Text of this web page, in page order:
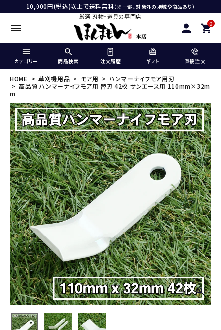
10,000円(税込)以上で送料無料（※一部、対象外の地域や商品あり）
厳選 刃物・道具の専門店
0
カテゴリー 商品検索 注文履歴 ギフト 直接注文
HOME 草刈機用品 モア用
ハンマーナイフモア用刃
高品質 ハンマーナイフモア用 替刃 42枚 サンエース用 110mm×32m
m